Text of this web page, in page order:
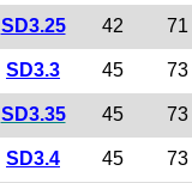
SD3.25 42 71
SD3.3 45 73
SD3.35 45 73
SD3.4 45 73